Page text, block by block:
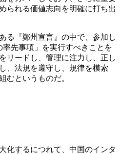
られる価値志向を明確に打ち出
る『鄭州宣言』の中で、参加し
先事項」を実行すべきことを
リードし、管理に注力し、正し
、法規を遵守し、規律を模索
むというものだ。
化するにつれて、中国のインタ